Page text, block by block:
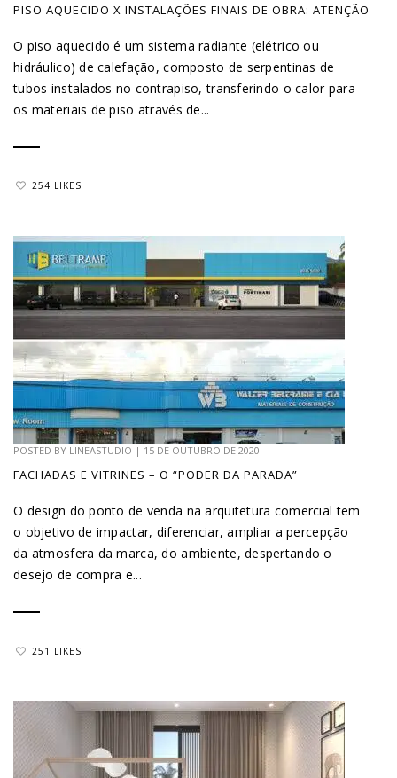
PISO AQUECIDO X INSTALAÇÕES FINAIS DE OBRA: ATENÇÃO
O piso aquecido é um sistema radiante (elétrico ou
hidráulico) de calefação, composto de serpentinas de
tubos instalados no contrapiso, transferindo o calor para
os materiais de piso através de...
254 LIKES
POSTED BY LINEASTUDIO | 15 DE OUTUBRO DE 2020
FACHADAS E VITRINES – O “PODER DA PARADA”
O design do ponto de venda na arquitetura comercial tem
o objetivo de impactar, diferenciar, ampliar a percepção
da atmosfera da marca, do ambiente, despertando o
desejo de compra e...
251 LIKES